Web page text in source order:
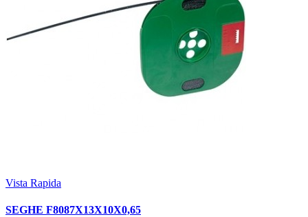
Vista Rapida
SEGHE F8087X13X10X0,65